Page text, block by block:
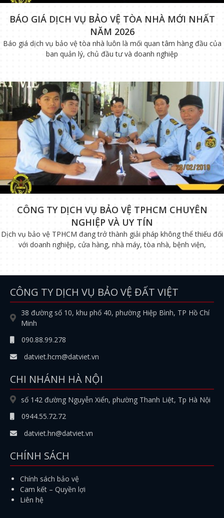
BÁO GIÁ DỊCH VỤ BẢO VỆ TÒA NHÀ MỚI NHẤT
NĂM 2026
Báo giá dịch vụ bảo vệ tòa nhà luôn là mối quan tâm hàng đầu của
ban quản lý, chủ đầu tư và doanh nghiệp
CÔNG TY DỊCH VỤ BẢO VỆ TPHCM CHUYÊN
NGHIỆP VÀ UY TÍN
Dịch vụ bảo vệ TPHCM đang trở thành giải pháp không thể thiếu đối
với doanh nghiệp, cửa hàng, nhà máy, tòa nhà, bệnh viện,
CÔNG TY DỊCH VỤ BẢO VỆ ĐẤT VIỆT
38 đường số 10, khu phố 40, phường Hiệp Bình, TP Hồ Chí
Minh
090.88.99.278
datviet.hcm@datviet.vn
CHI NHÁNH HÀ NỘI
số 142 đường Nguyễn Xiển, phường Thanh Liệt, Tp Hà Nội
0944.55.72.72
datviet.hn@datviet.vn
CHÍNH SÁCH
Chính sách bảo vệ
Cam kết – Quyền lợi
Liên hệ